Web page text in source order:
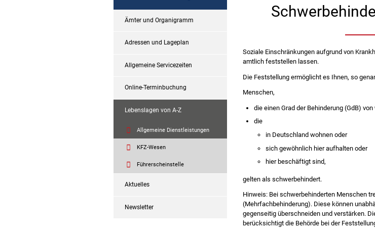
Ämter und Organigramm
Adressen und Lageplan
Allgemeine Servicezeiten
Online-Terminbuchung
Lebenslagen von A-Z
Allgemeine Dienstleistungen
KFZ-Wesen
Führerscheinstelle
Aktuelles
Newsletter
Soziale Einschränkungen aufgrund von
amtlich feststellen lassen.
Die Feststellung ermöglicht es Ihnen, so
Menschen,
die einen Grad der Behinderung (GdB)
die
in Deutschland wohnen oder
sich gewöhnlich hier aufhalten oder
hier beschäftigt sind,
gelten als schwerbehindert.
Hinweis:Bei schwerbehinderten Menschen
(Mehrfachbehinderung). Diese können
gegenseitig überschneiden und verstärken.
berücksichtigt die Behörde bei der